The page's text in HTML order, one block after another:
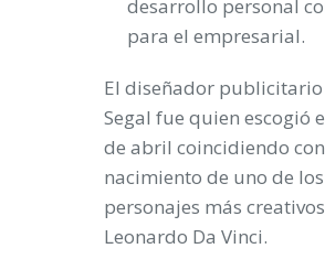
desarrollo personal
para el empresarial.
El diseñador
Segal fue quien escogió
de abril coincidiendo
nacimiento de uno de los
personajes más
Leonardo Da Vinci.